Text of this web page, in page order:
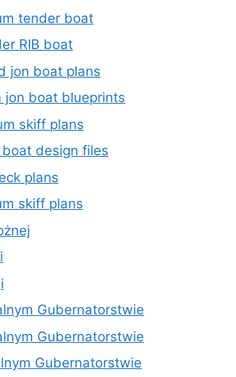
tender boat
RIB boat
jon boat plans
jon boat blueprints
skiff plans
design files
plans
skiff plans
Gubernatorstwie
Gubernatorstwie
Gubernatorstwie